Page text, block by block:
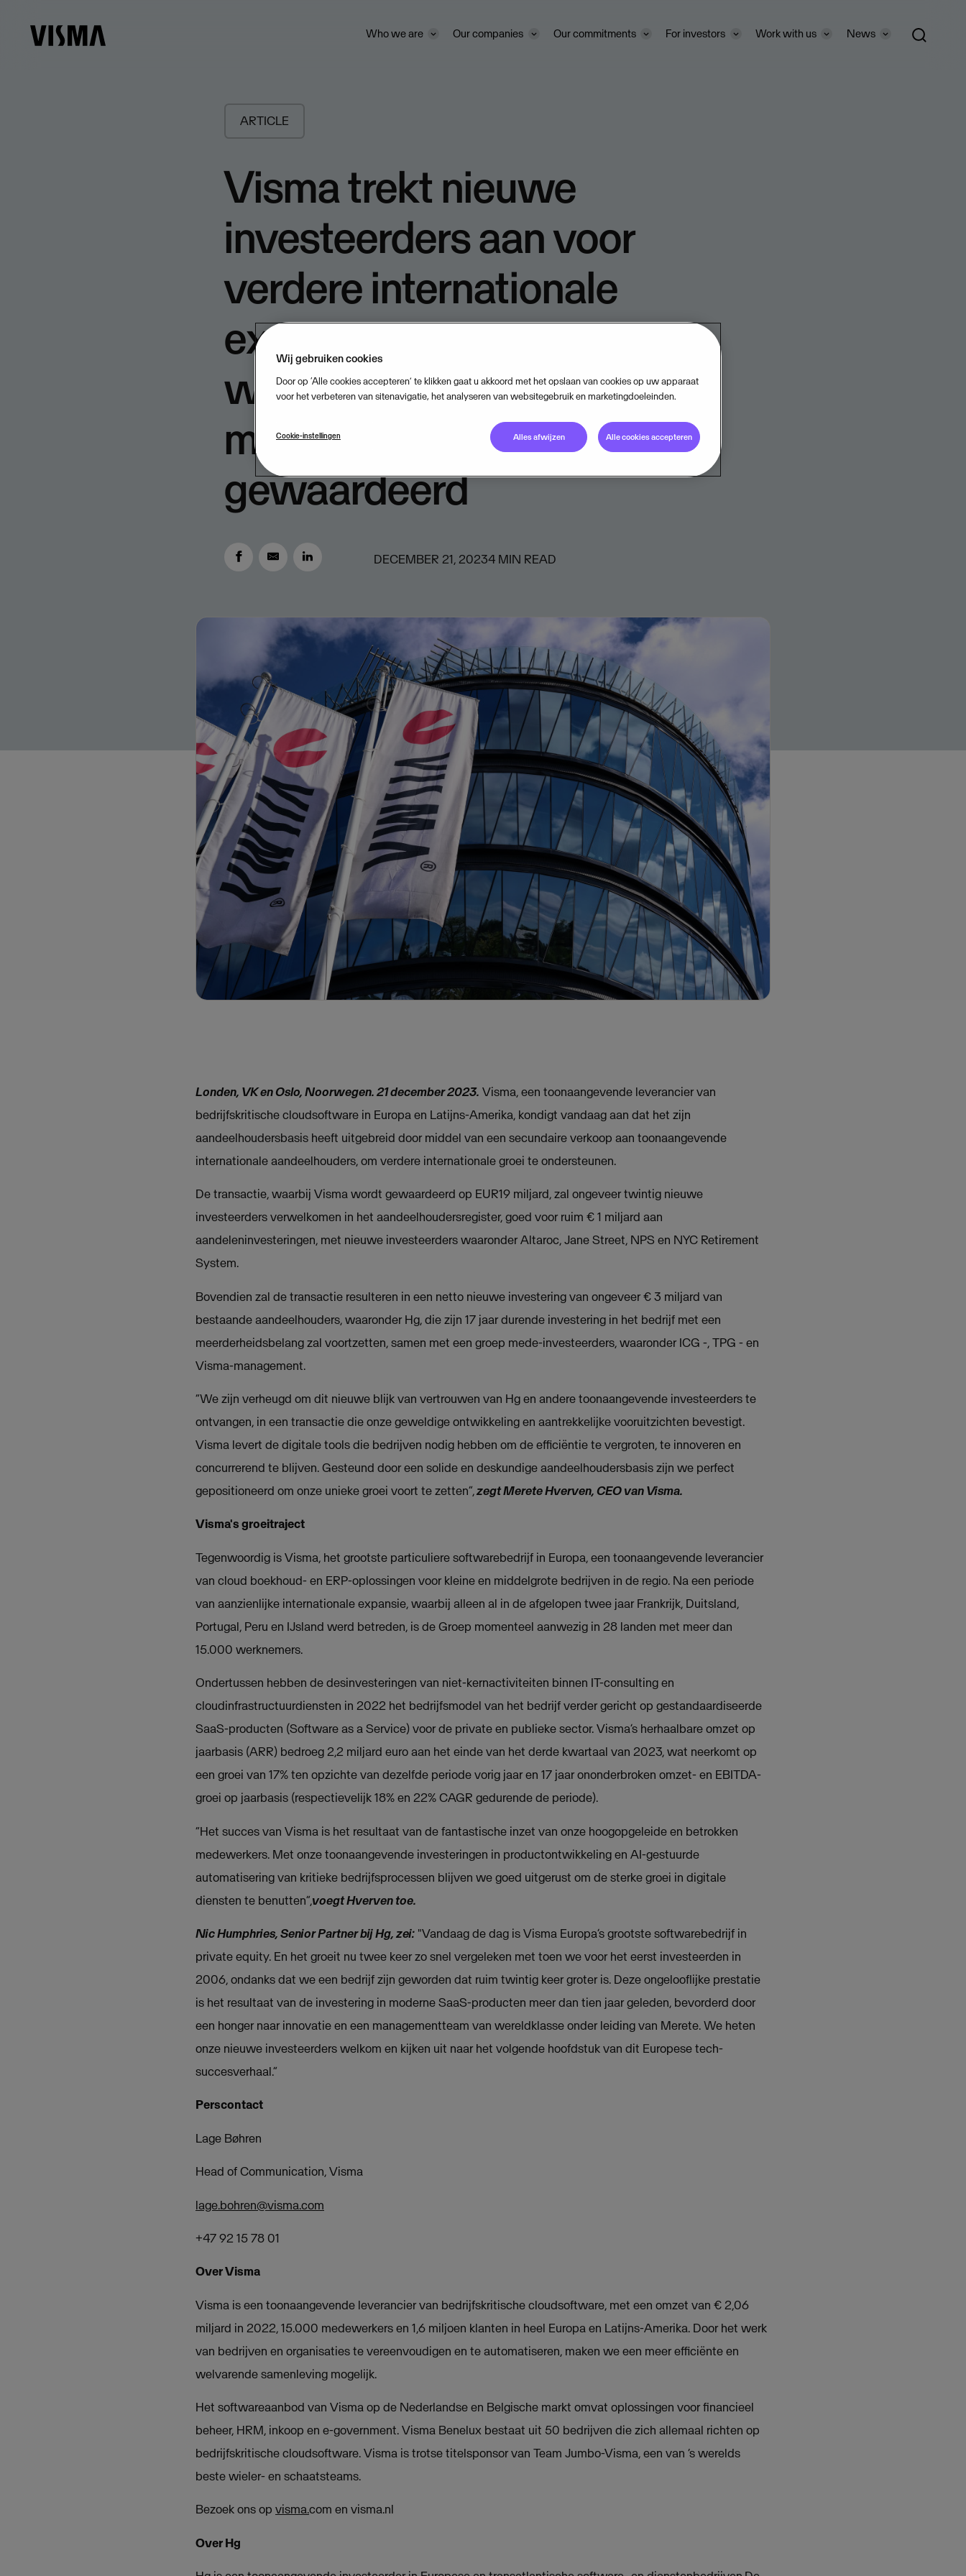
Who we are Our companies Our commitments For investors Work with us News
ARTICLE
Visma trekt nieuwe
investeerders aan voor
verdere internationale
expansie in een transactie
waarbij het bedrijf op 19
miljard euro wordt
gewaardeerd
DECEMBER 21, 20234 MIN READ
Londen, VK en Oslo, Noorwegen. 21 december 2023. Visma, een toonaangevende leverancier van
bedrijfskritische cloudsoftware in Europa en Latijns-Amerika, kondigt vandaag aan dat het zijn
aandeelhoudersbasis heeft uitgebreid door middel van een secundaire verkoop aan toonaangevende
internationale aandeelhouders, om verdere internationale groei te ondersteunen.
De transactie, waarbij Visma wordt gewaardeerd op EUR19 miljard, zal ongeveer twintig nieuwe
investeerders verwelkomen in het aandeelhoudersregister, goed voor ruim € 1 miljard aan
aandeleninvesteringen, met nieuwe investeerders waaronder Altaroc, Jane Street, NPS en NYC Retirement
System.
Bovendien zal de transactie resulteren in een netto nieuwe investering van ongeveer € 3 miljard van
bestaande aandeelhouders, waaronder Hg, die zijn 17 jaar durende investering in het bedrijf met een
meerderheidsbelang zal voortzetten, samen met een groep mede-investeerders, waaronder ICG -, TPG - en
Visma-management.
“We zijn verheugd om dit nieuwe blijk van vertrouwen van Hg en andere toonaangevende investeerders te
ontvangen, in een transactie die onze geweldige ontwikkeling en aantrekkelijke vooruitzichten bevestigt.
Visma levert de digitale tools die bedrijven nodig hebben om de efficiëntie te vergroten, te innoveren en
concurrerend te blijven. Gesteund door een solide en deskundige aandeelhoudersbasis zijn we perfect
gepositioneerd om onze unieke groei voort te zetten”,zegt Merete Hverven, CEO van Visma.
Visma's groeitraject
Tegenwoordig is Visma, het grootste particuliere softwarebedrijf in Europa, een toonaangevende leverancier
van cloud boekhoud- en ERP-oplossingen voor kleine en middelgrote bedrijven in de regio. Na een periode
van aanzienlijke internationale expansie, waarbij alleen al in de afgelopen twee jaar Frankrijk, Duitsland,
Portugal, Peru en IJsland werd betreden, is de Groep momenteel aanwezig in 28 landen met meer dan
15.000 werknemers.
Ondertussen hebben de desinvesteringen van niet-kernactiviteiten binnen IT-consulting en
cloudinfrastructuurdiensten in 2022 het bedrijfsmodel van het bedrijf verder gericht op gestandaardiseerde
SaaS-producten (Software as a Service) voor de private en publieke sector. Visma’s herhaalbare omzet op
jaarbasis (ARR) bedroeg 2,2 miljard euro aan het einde van het derde kwartaal van 2023, wat neerkomt op
een groei van 17% ten opzichte van dezelfde periode vorig jaar en 17 jaar ononderbroken omzet- en EBITDA-
groei op jaarbasis (respectievelijk 18% en 22% CAGR gedurende de periode).
“Het succes van Visma is het resultaat van de fantastische inzet van onze hoogopgeleide en betrokken
medewerkers. Met onze toonaangevende investeringen in productontwikkeling en AI-gestuurde
automatisering van kritieke bedrijfsprocessen blijven we goed uitgerust om de sterke groei in digitale
diensten te benutten”,voegt Hverven toe.
Nic Humphries, Senior Partner bij Hg, zei: "Vandaag de dag is Visma Europa’s grootste softwarebedrijf in
private equity. En het groeit nu twee keer zo snel vergeleken met toen we voor het eerst investeerden in
2006, ondanks dat we een bedrijf zijn geworden dat ruim twintig keer groter is. Deze ongelooflijke prestatie
is het resultaat van de investering in moderne SaaS-producten meer dan tien jaar geleden, bevorderd door
een honger naar innovatie en een managementteam van wereldklasse onder leiding van Merete. We heten
onze nieuwe investeerders welkom en kijken uit naar het volgende hoofdstuk van dit Europese tech-
succesverhaal.”
Perscontact
Lage Bøhren
Head of Communication, Visma
lage.bohren@visma.com
+47 92 15 78 01
Over Visma
Visma is een toonaangevende leverancier van bedrijfskritische cloudsoftware, met een omzet van € 2,06
miljard in 2022, 15.000 medewerkers en 1,6 miljoen klanten in heel Europa en Latijns-Amerika. Door het werk
van bedrijven en organisaties te vereenvoudigen en te automatiseren, maken we een meer efficiënte en
welvarende samenleving mogelijk.
Het softwareaanbod van Visma op de Nederlandse en Belgische markt omvat oplossingen voor financieel
beheer, HRM, inkoop en e-government. Visma Benelux bestaat uit 50 bedrijven die zich allemaal richten op
bedrijfskritische cloudsoftware. Visma is trotse titelsponsor van Team Jumbo-Visma, een van ‘s werelds
beste wieler- en schaatsteams.
Bezoek ons op visma.com en visma.nl
Over Hg
Wij gebruiken cookies
Door op ‘Alle cookies accepteren’ te klikken gaat u akkoord met het opslaan van cookies op uw apparaat
voor het verbeteren van sitenavigatie, het analyseren van websitegebruik en marketingdoeleinden.
Cookie-instellingen Alles afwijzen Alle cookies accepteren